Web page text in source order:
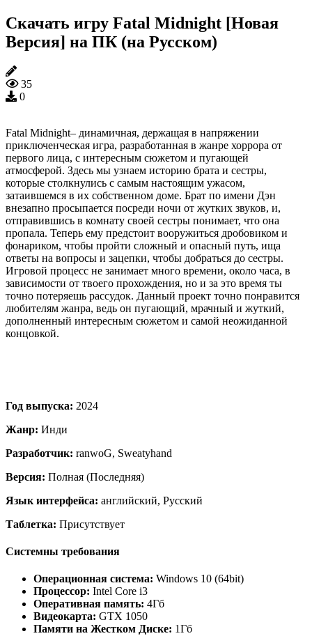
Скачать игру Fatal Midnight [Новая
Версия] на ПК (на Русском)
35
0
Fatal Midnight– динамичная, держащая в напряжении
приключенческая игра, разработанная в жанре хоррора от
первого лица, с интересным сюжетом и пугающей
атмосферой. Здесь мы узнаем историю брата и сестры,
которые столкнулись с самым настоящим ужасом,
затаившемся в их собственном доме. Брат по имени Дэн
внезапно просыпается посреди ночи от жутких звуков, и,
отправившись в комнату своей сестры понимает, что она
пропала. Теперь ему предстоит вооружиться дробовиком и
фонариком, чтобы пройти сложный и опасный путь, ища
ответы на вопросы и зацепки, чтобы добраться до сестры.
Игровой процесс не занимает много времени, около часа, в
зависимости от твоего прохождения, но и за это время ты
точно потеряешь рассудок. Данный проект точно понравится
любителям жанра, ведь он пугающий, мрачный и жуткий,
дополненный интересным сюжетом и самой неожиданной
концовкой.
Год выпуска: 2024
Жанр: Инди
Разработчик: ranwoG, Sweatyhand
Версия: Полная (Последняя)
Язык интерфейса: английский, Русский
Таблетка: Присутствует
Системны требования
Операционная система: Windows 10 (64bit)
Процессор: Intel Core i3
Оперативная память: 4Гб
Видеокарта: GTX 1050
Памяти на Жестком Диске: 1Гб